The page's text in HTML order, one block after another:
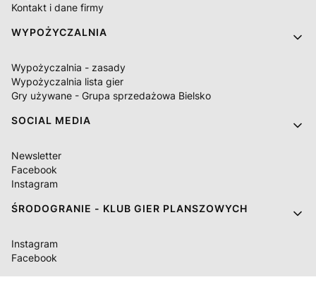
Kontakt i dane firmy
WYPOŻYCZALNIA
Wypożyczalnia - zasady
Wypożyczalnia lista gier
Gry używane - Grupa sprzedażowa Bielsko
SOCIAL MEDIA
Newsletter
Facebook
Instagram
ŚRODOGRANIE - KLUB GIER PLANSZOWYCH
Instagram
Facebook